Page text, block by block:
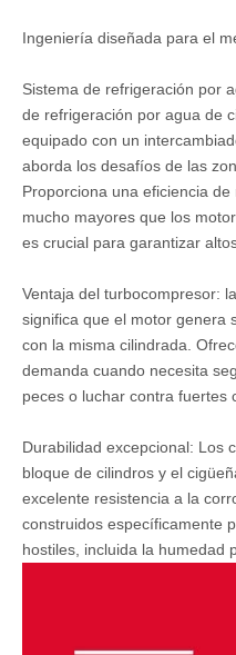
Ingeniería diseñada para el
Sistema de refrigeración por
de refrigeración por agua de
equipado con un
aborda los desafíos de las
Proporciona una eficiencia
mucho mayores que los
es crucial para garantizar
Ventaja del turbocompresor:
significa que el motor genera
con la misma cilindrada.
demanda cuando necesita
peces o luchar contra fuertes
Durabilidad excepcional: Los
bloque de cilindros y el
excelente resistencia a la
construidos específicamente
hostiles, incluida la humedad